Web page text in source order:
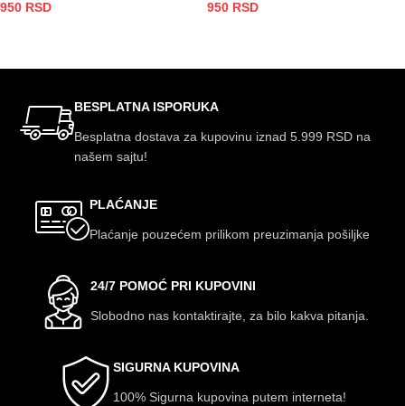
950 RSD 950 RSD
BESPLATNA ISPORUKA
Besplatna dostava za kupovinu iznad 5.999 RSD na
našem sajtu!
PLAĆANJE
Plaćanje pouzećem prilikom preuzimanja pošiljke
24/7 POMOĆ PRI KUPOVINI
Slobodno nas kontaktirajte, za bilo kakva pitanja.
SIGURNA KUPOVINA
100% Sigurna kupovina putem interneta!